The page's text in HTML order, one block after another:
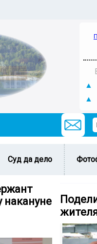
▲
▲
Суд да дело